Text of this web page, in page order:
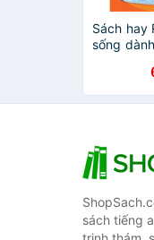
Sách hay
sống
thành
sách tiếng